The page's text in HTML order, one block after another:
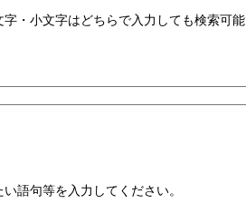
・小文字はどちらで入力しても検索可能
語句等を入力してください。